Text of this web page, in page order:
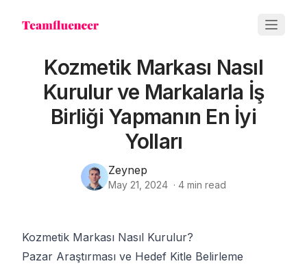
Kozmetik Markası Nasıl
Kurulur ve Markalarla İş
Birliği Yapmanın En İyi
Yolları
Zeynep
May 21, 2024 · 4 min read
Kozmetik Markası Nasıl Kurulur?
Pazar Araştırması ve Hedef Kitle Belirleme